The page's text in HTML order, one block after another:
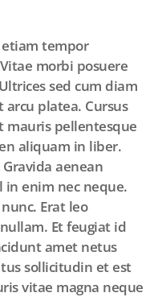
etiam tempor
morbi posuere
sed cum diam
arcu platea. Cursus
mauris pellentesque
aliquam in liber.
aenean
in enim nec neque.
Erat leo
Et feugiat id
amet netus
sollicitudin et est
vitae magna neque